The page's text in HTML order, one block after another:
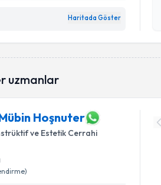
Haritada Göster
uzmanlar
Hoşnuter
ve Estetik Cerrahi